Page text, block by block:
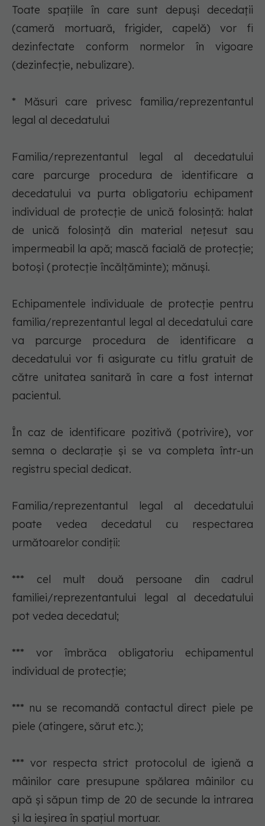
Toate spaţiile în care sunt depuşi decedaţii
(cameră mortuară, frigider, capelă) vor fi
dezinfectate conform normelor în vigoare
(dezinfecţie, nebulizare).
* Măsuri care privesc familia/reprezentantul
legal al decedatului
Familia/reprezentantul legal al decedatului
care parcurge procedura de identificare a
decedatului va purta obligatoriu echipament
individual de protecţie de unică folosinţă: halat
de unică folosinţă din material neţesut sau
impermeabil la apă; mască facială de protecţie;
botoşi (protecţie încălţăminte); mănuşi.
Echipamentele individuale de protecţie pentru
familia/reprezentantul legal al decedatului care
va parcurge procedura de identificare a
decedatului vor fi asigurate cu titlu gratuit de
către unitatea sanitară în care a fost internat
pacientul.
În caz de identificare pozitivă (potrivire), vor
semna o declaraţie şi se va completa într-un
registru special dedicat.
Familia/reprezentantul legal al decedatului
poate vedea decedatul cu respectarea
următoarelor condiţii:
*** cel mult două persoane din cadrul
familiei/reprezentantului legal al decedatului
pot vedea decedatul;
*** vor îmbrăca obligatoriu echipamentul
individual de protecţie;
*** nu se recomandă contactul direct piele pe
piele (atingere, sărut etc.);
*** vor respecta strict protocolul de igienă a
mâinilor care presupune spălarea mâinilor cu
apă şi săpun timp de 20 de secunde la intrarea
şi la ieşirea în spaţiul mortuar.